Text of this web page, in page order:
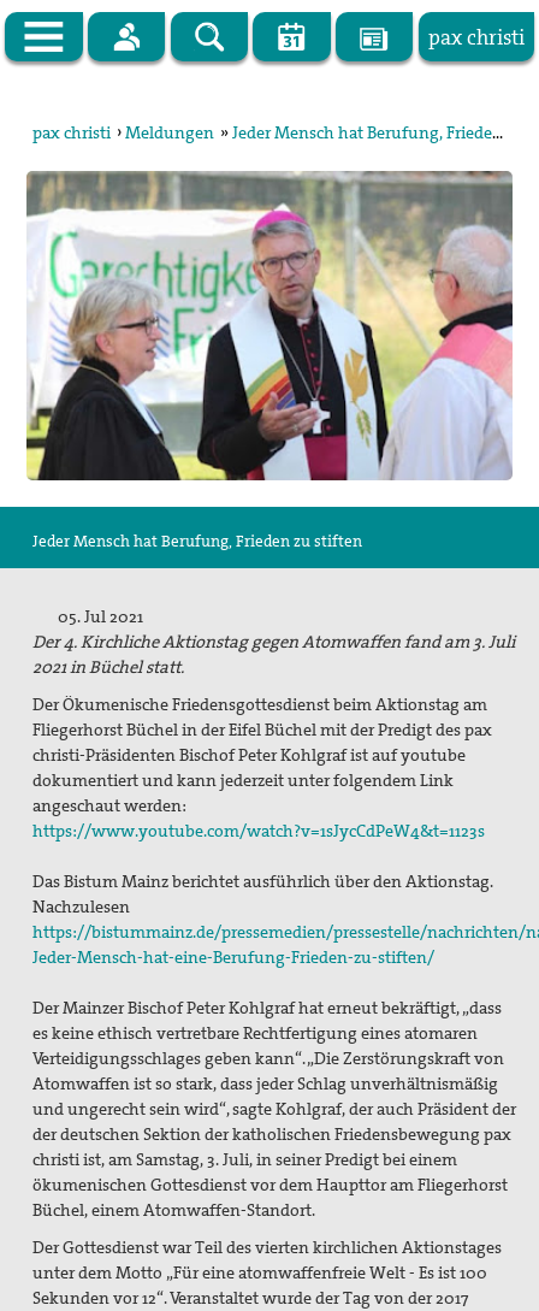
pax christi
Vor Ort
Themen
Kampagnen
Publikationen
Facebook
Kontakt
Impressum
Suche
pax christi ›Meldungen »Jeder Mensch hat Berufung, Frieden zu stiften
Jeder Mensch hat Berufung, Frieden zu stiften
05. Jul 2021
Der 4. Kirchliche Aktionstag gegen Atomwaffen fand am 3. Juli
2021 in Büchel statt.
DerÖkumenische Friedensgottesdienst beim Aktionstag am
Fliegerhorst Büchel in der EifelBüchelmit der Predigt des pax
christi-Präsidenten Bischof Peter Kohlgraf ist auf youtube
dokumentiert und kann jederzeit unter folgendem Link
angeschaut werden:
https://www.youtube.com/watch?v=1sJycCdPeW4&t=1123s
Das Bistum Mainz berichtet ausführlich über den Aktionstag.
Nachzulesen
https://bistummainz.de/pressemedien/pressestelle/nachrichten/
Jeder-Mensch-hat-eine-Berufung-Frieden-zu-stiften/
Der Mainzer Bischof Peter Kohlgraf hat erneut bekräftigt, „dass
es keine ethisch vertretbare Rechtfertigung eines atomaren
Verteidigungsschlages geben kann“. „Die Zerstörungskraft von
Atomwaffen ist so stark, dass jeder Schlag unverhältnismäßig
und ungerecht sein wird“, sagte Kohlgraf, der auch Präsident der
der deutschen Sektion der katholischen Friedensbewegung pax
christi ist, am Samstag, 3. Juli, in seiner Predigt bei einem
ökumenischen Gottesdienst vor dem Haupttor am Fliegerhorst
Büchel, einem Atomwaffen-Standort.
Der Gottesdienst war Teil des vierten kirchlichen Aktionstages
unter dem Motto „Für eine atomwaffenfreie Welt - Es ist 100
Sekunden vor 12“. Veranstaltet wurde der Tag von der 2017